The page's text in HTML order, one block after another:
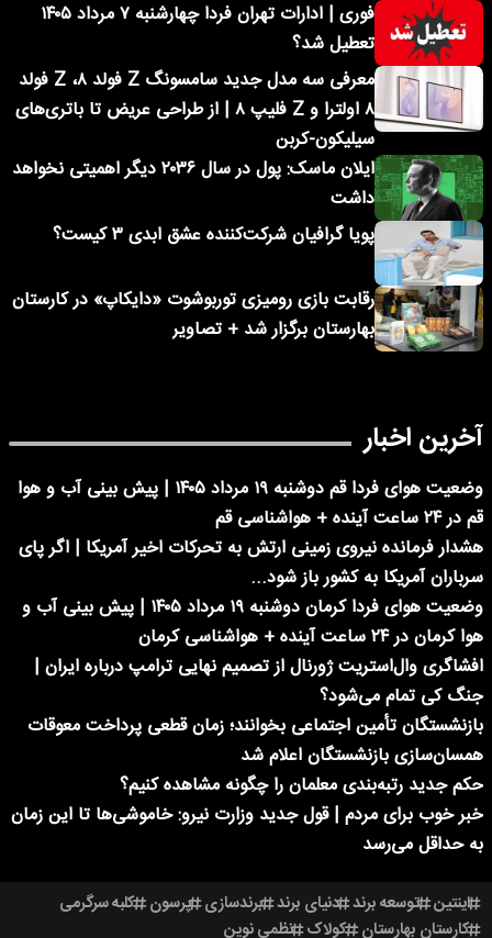
فوری | ادارات تهران فردا چهارشنبه ۷ مرداد ۱۴۰۵
تعطیل شد؟
معرفی سه مدل جدید سامسونگ Z فولد ۸، Z فولد
۸ اولترا و Z فلیپ ۸ | از طراحی عریض تا باتری‌های
سیلیکون-کربن
ایلان ماسک: پول در سال ۲۰۳۶ دیگر اهمیتی نخواهد
داشت
پویا گرافیان شرکت‌کننده عشق ابدی ۳ کیست؟
رقابت بازی رومیزی توربوشوت «دایکاپ» در کارستان
بهارستان برگزار شد + تصاویر
آخرین اخبار
وضعیت هوای فردا قم دوشنبه ۱۹ مرداد ۱۴۰۵ | پیش بینی آب و هوا
قم در ۲۴ ساعت آینده + هواشناسی قم
هشدار فرمانده نیروی زمینی ارتش به تحرکات اخیر آمریکا | اگر پای
سرباران آمریکا به کشور باز شود...
وضعیت هوای فردا کرمان دوشنبه ۱۹ مرداد ۱۴۰۵ | پیش بینی آب و
هوا کرمان در ۲۴ ساعت آینده + هواشناسی کرمان
افشاگری وال‌استریت ژورنال از تصمیم نهایی ترامپ درباره ایران |
جنگ کی تمام می‌شود؟
بازنشستگان تأمین اجتماعی بخوانند؛ زمان قطعی پرداخت معوقات
همسان‌سازی بازنشستگان اعلام شد
حکم جدید رتبه‌بندی معلمان را چگونه مشاهده کنیم؟
خبر خوب برای مردم | قول جدید وزارت نیرو: خاموشی‌ها تا این زمان
به حداقل می‌رسد
اینتین توسعه برند دنیای برند برندسازی پرسون کلبه سرگرمی
کارستان بهارستان کولاک نظمی نوین